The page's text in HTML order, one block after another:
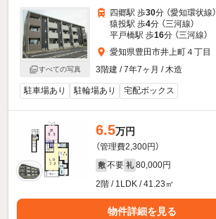
すべての写真
四郷駅 歩30分 （愛知環状線）
猿投駅 歩4分 （三河線）
平戸橋駅 歩16分 （三河線）
愛知県豊田市井上町４丁目
3階建 / 7年7ヶ月 / 木造
駐車場あり 駐輪場あり 宅配ボックス
6.5万円
（管理費2,300円）
敷 不要 礼 80,000円
2階 / 1LDK / 41.23㎡
物件詳細を見る